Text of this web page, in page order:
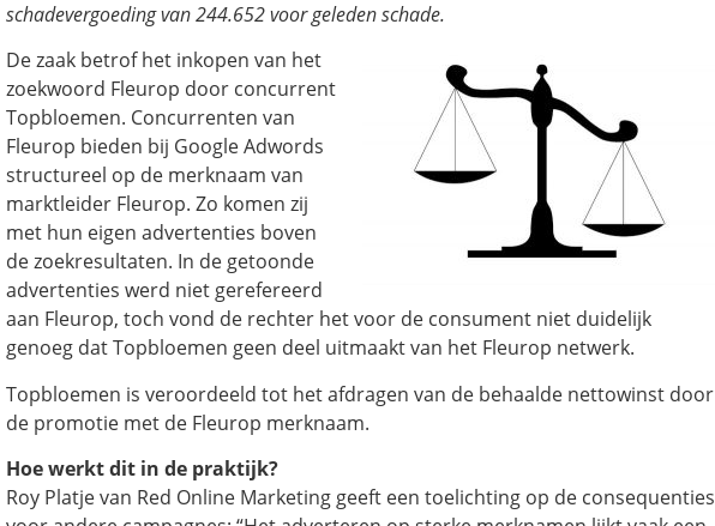
schadevergoeding van 244.652 voor geleden schade.
De zaak betrof het inkopen van het
zoekwoord Fleurop door concurrent
Topbloemen. Concurrenten van
Fleurop bieden bij Google Adwords
structureel op de merknaam van
marktleider Fleurop. Zo komen zij
met hun eigen advertenties boven
de zoekresultaten. In de getoonde
advertenties werd niet gerefereerd
aan Fleurop, toch vond de rechter het voor de consument niet duidelijk
genoeg dat Topbloemen geen deel uitmaakt van het Fleurop netwerk.
Topbloemen is veroordeeld tot het afdragen van de behaalde nettowinst door
de promotie met de Fleurop merknaam.
Hoe werkt dit in de praktijk?
Roy Platje van Red Online Marketing geeft een toelichting op de consequenties